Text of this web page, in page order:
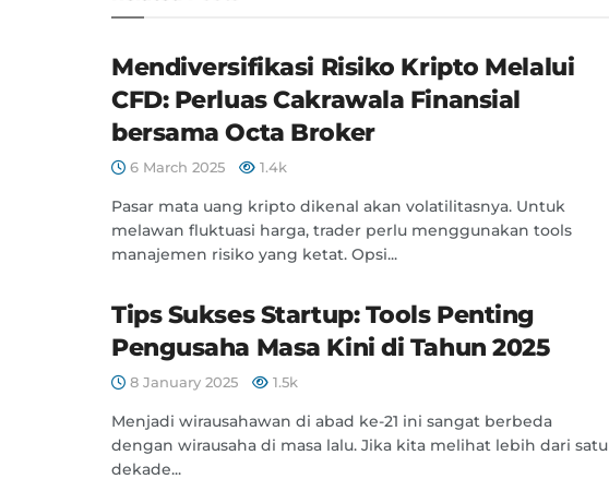
Mendiversifikasi Risiko Kripto Melalui
CFD: Perluas Cakrawala Finansial
bersama Octa Broker
6 March 2025 1.4k
Pasar mata uang kripto dikenal akan volatilitasnya. Untuk
melawan fluktuasi harga, trader perlu menggunakan tools
manajemen risiko yang ketat. Opsi...
Tips Sukses Startup: Tools Penting
Pengusaha Masa Kini di Tahun 2025
8 January 2025 1.5k
Menjadi wirausahawan di abad ke-21 ini sangat berbeda
dengan wirausaha di masa lalu. Jika kita melihat lebih dari satu
dekade...